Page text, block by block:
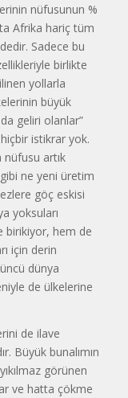
nüfusunun %
Afrika hariç tüm
Sadece bu
birlikte
yollarla
büyük
geliri olanlar”
hiçbir istikrar yok.
artık
ne yeni üretim
göç eskisi
yoksuları
birikiyor, hem de
için derin
dünya
de ülkelerine
de ilave
Büyük bunalımın
görünen
ve hatta çökme